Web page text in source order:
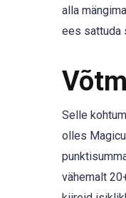
alla
ees sattuda
Selle
olles
vähemalt